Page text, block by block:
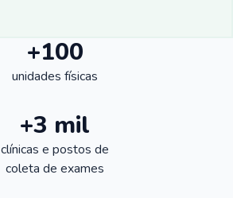
+100
unidades físicas
+3 mil
clínicas e postos de
coleta de exames